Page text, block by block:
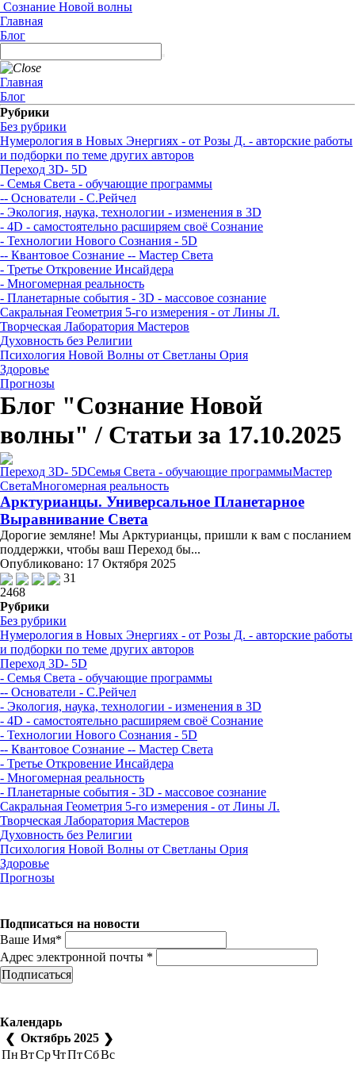
Сознание Новой волны
Главная
Блог
Главная
Блог
Рубрики
Без рубрики
Нумерология в Новых Энергиях - от Розы Д. - авторские работы
и подборки по теме других авторов
Переход 3D- 5D
- Семья Света - обучающие программы
-- Основатели - С.Рейчел
- Экология, наука, технологии - изменения в 3D
- 4D - самостоятельно расширяем своё Сознание
- Технологии Нового Сознания - 5D
-- Квантовое Сознание -- Мастер Света
- Третье Откровение Инсайдера
- Многомерная реальность
- Планетарные события - 3D - массовое сознание
Сакральная Геометрия 5-го измерения - от Лины Л.
Творческая Лаборатория Мастеров
Духовность без Религии
Психология Новой Волны от Светланы Ория
Здоровье
Прогнозы
Блог "Сознание Новой
волны" / Статьи за 17.10.2025
Переход 3D- 5DСемья Света - обучающие программыМастер
СветаМногомерная реальность
Арктурианцы. Универсальное Планетарное
Выравнивание Света
Дорогие земляне! Мы Арктурианцы, пришли к вам с посланием
поддержки, чтобы ваш Переход бы...
Опубликовано: 17 Октября 2025
31
2468
Рубрики
Без рубрики
Нумерология в Новых Энергиях - от Розы Д. - авторские работы
и подборки по теме других авторов
Переход 3D- 5D
- Семья Света - обучающие программы
-- Основатели - С.Рейчел
- Экология, наука, технологии - изменения в 3D
- 4D - самостоятельно расширяем своё Сознание
- Технологии Нового Сознания - 5D
-- Квантовое Сознание -- Мастер Света
- Третье Откровение Инсайдера
- Многомерная реальность
- Планетарные события - 3D - массовое сознание
Сакральная Геометрия 5-го измерения - от Лины Л.
Творческая Лаборатория Мастеров
Духовность без Религии
Психология Новой Волны от Светланы Ория
Здоровье
Прогнозы
Подписаться на новости
Ваше Имя*
Адрес электронной почты *
Подписаться
Календарь
❮ Октябрь 2025 ❯
ПнВтСрЧтПтСбВс